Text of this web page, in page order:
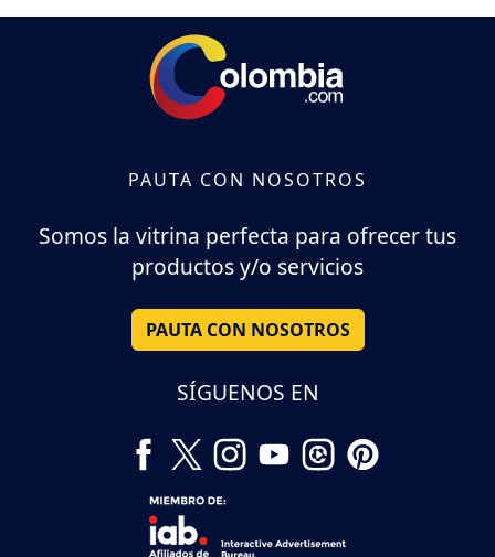
PAUTA CON NOSOTROS
Somos la vitrina perfecta para ofrecer tus
productos y/o servicios
PAUTA CON NOSOTROS
SÍGUENOS EN